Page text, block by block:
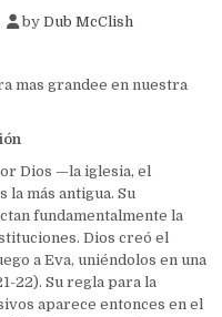
by Dub McClish
mas grandee en nuestra
Dios —la iglesia, el
más antigua. Su
fundamentalmente la
Dios creó el
a Eva, uniéndolos en una
22). Su regla para la
aparece entonces en el